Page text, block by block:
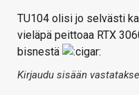
TU104 olisi jo selvästi
vieläpä peittoaa RTX
bisnestä
Kirjaudu sisään